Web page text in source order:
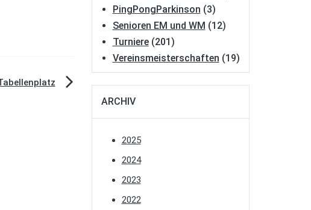
PingPongParkinson (3)
Senioren EM und WM (12)
Turniere(201)
Vereinsmeisterschaften (19)
ARCHIV
2025
2024
2023
2022